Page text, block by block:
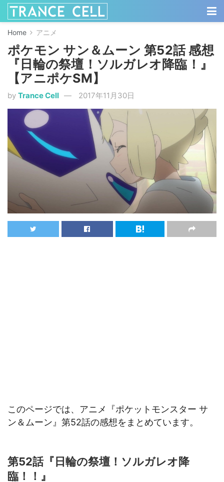
Home アニメ
ポケモン サン＆ムーン 第52話 感想
『日輪の祭壇！ソルガレオ降臨！』
【アニポケSM】
by Trance Cell 2017年11月30日
このページでは、アニメ『ポケットモンスター サ
ン＆ムーン』第52話の感想をまとめています。
第52話『日輪の祭壇！ソルガレオ降
臨！！』